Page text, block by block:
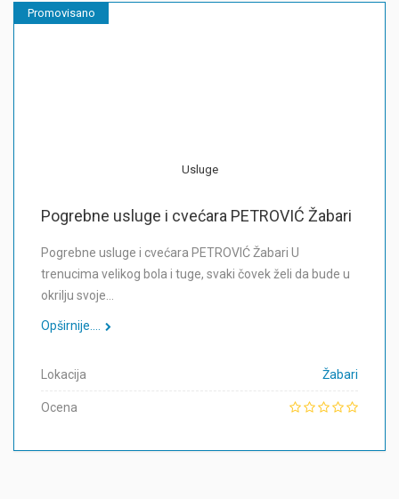
Promovisano
Usluge
Pogrebne usluge i cvećara PETROVIĆ Žabari
Pogrebne usluge i cvećara PETROVIĆ Žabari U
trenucima velikog bola i tuge, svaki čovek želi da bude u
okrilju svoje…
Opširnije....
Lokacija Žabari
Ocena